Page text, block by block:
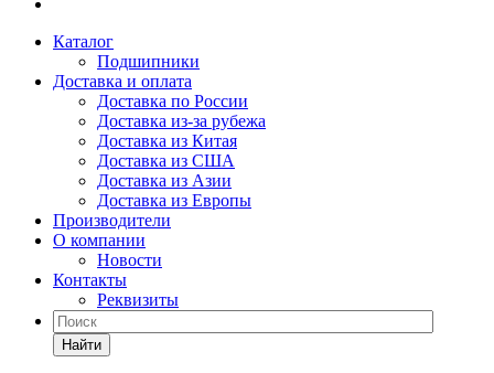
Каталог
Подшипники
Доставка и оплата
Доставка по России
Доставка из-за рубежа
Доставка из Китая
Доставка из США
Доставка из Азии
Доставка из Европы
Производители
О компании
Новости
Контакты
Реквизиты
Найти